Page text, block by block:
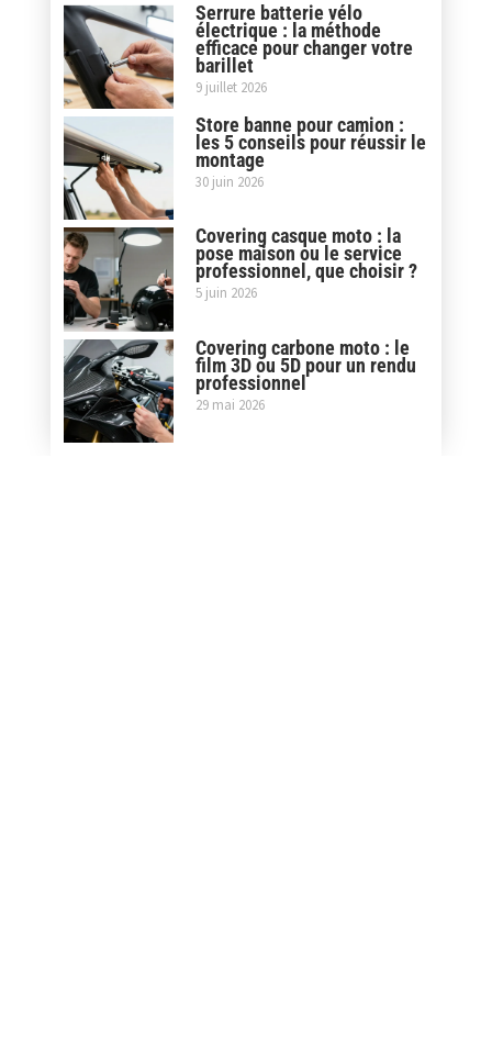
Serrure batterie vélo
électrique : la méthode
efficace pour changer votre
barillet
9 juillet 2026
Store banne pour camion :
les 5 conseils pour réussir le
montage
30 juin 2026
Covering casque moto : la
pose maison ou le service
professionnel, que choisir ?
5 juin 2026
Covering carbone moto : le
film 3D ou 5D pour un rendu
professionnel
29 mai 2026